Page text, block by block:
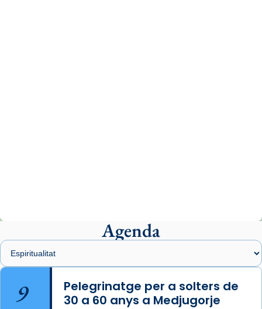
Arquebisbat de Barcelona
2 weeks ago
Memòria de les santes Juliana i
Semproniana, verges i màrtirs.
Acompanyant la història de sant Cugat, a
Agenda
9
Pelegrinatge per a solters de
30 a 60 anys a Medjugorje